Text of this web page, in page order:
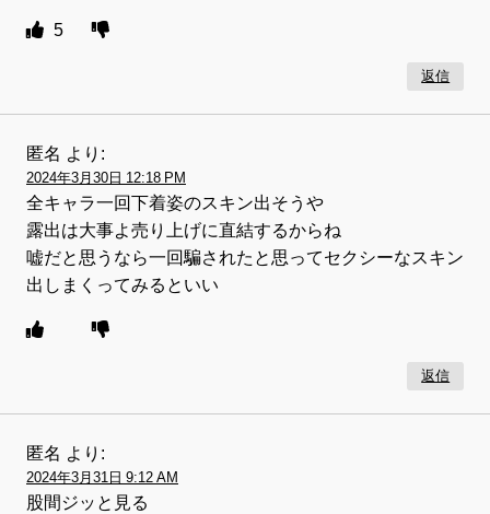
5
返信
匿名 より:
2024年3月30日 12:18 PM
全キャラ一回下着姿のスキン出そうや
露出は大事よ売り上げに直結するからね
嘘だと思うなら一回騙されたと思ってセクシーなスキン
出しまくってみるといい
返信
匿名 より:
2024年3月31日 9:12 AM
股間ジッと見る